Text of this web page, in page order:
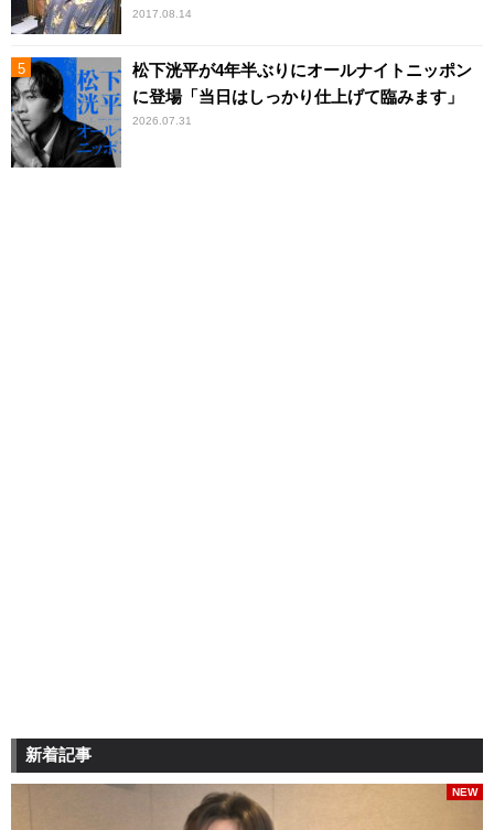
2017.08.14
松下洸平が4年半ぶりにオールナイトニッポン
に登場「当日はしっかり仕上げて臨みます」
2026.07.31
新着記事
NEW